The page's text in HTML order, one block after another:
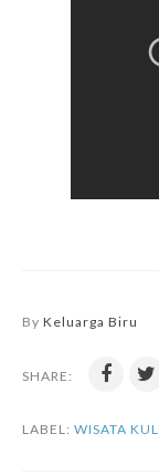
By Keluarga Biru
SHARE:
LABEL: WISATA